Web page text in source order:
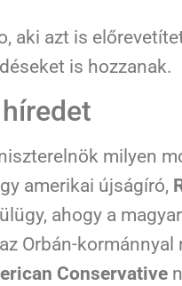
aki azt is
is hozzanak.
milyen
amerikai újságíró,
ahogy a
Orbán-
Conservative